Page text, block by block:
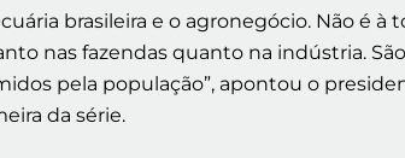
brasileira e o agronegócio. Não é
nas fazendas quanto na indústria.
pela população”, apontou o
da série.